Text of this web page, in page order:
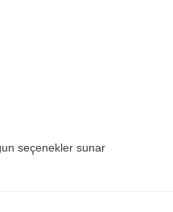
seçenekler sunar